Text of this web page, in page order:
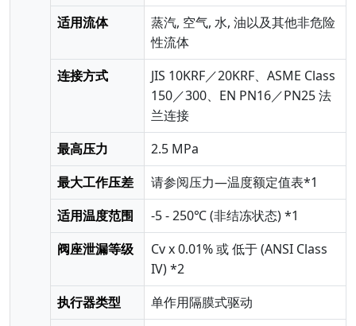
适用流体
蒸汽, 空气, 水, 油以及其他非危险
性流体
连接方式
JIS 10KRF／20KRF、ASME Class
150／300、EN PN16／PN25 法
兰连接
最高压力
2.5 MPa
最大工作压差
请参阅压力—温度额定值表*1
适用温度范围
-5 - 250℃ (非结冻状态) *1
阀座泄漏等级
Cv x 0.01% 或 低于 (ANSI Class
IV) *2
执行器类型
单作用隔膜式驱动